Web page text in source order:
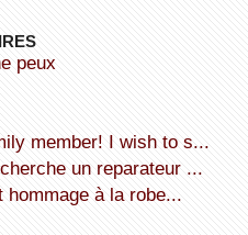
member! I wish to s...
un reparateur ...
hommage à la robe...